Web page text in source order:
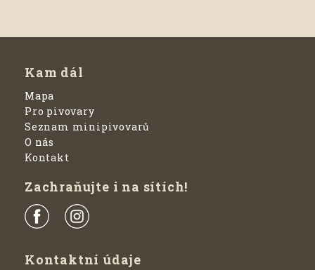
Kam dál
Mapa
Pro pivovary
Seznam minipivovarů
O nás
Kontakt
Zachraňujte i na sítích!
Kontaktní údaje